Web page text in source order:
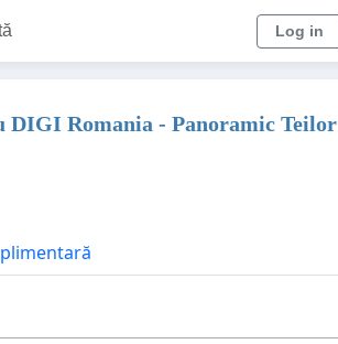
Log in
DIGI Romania - Panoramic Teilor